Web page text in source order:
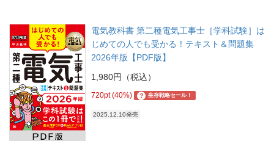
電気教科書 第二種電気工事士［学科試験］は
じめての人でも受かる！テキスト＆問題集
2026年版【PDF版】
1,980円（税込）
720pt (40%) ? 生存戦略セール！
2025.12.10発売